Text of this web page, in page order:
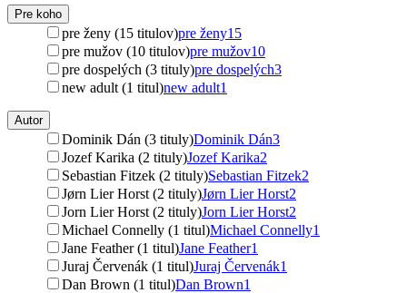
Pre koho
pre ženy (15 titulov)pre ženy15
pre mužov (10 titulov)pre mužov10
pre dospelých (3 tituly)pre dospelých3
new adult (1 titul)new adult1
Autor
Dominik Dán (3 tituly)Dominik Dán3
Jozef Karika (2 tituly)Jozef Karika2
Sebastian Fitzek (2 tituly)Sebastian Fitzek2
Jørn Lier Horst (2 tituly)Jørn Lier Horst2
Jorn Lier Horst (2 tituly)Jorn Lier Horst2
Michael Connelly (1 titul)Michael Connelly1
Jane Feather (1 titul)Jane Feather1
Juraj Červenák (1 titul)Juraj Červenák1
Dan Brown (1 titul)Dan Brown1